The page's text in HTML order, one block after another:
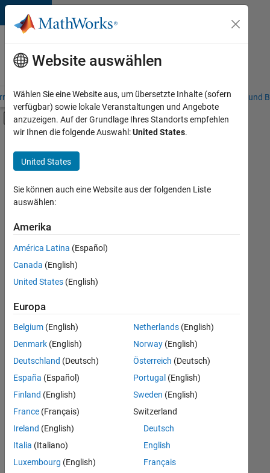
Weiter zum Inhalt
Karriere
bei
MathWorks
– Übersicht Stellensuche Niederlassungen Studierende und
Umschaltung für Off-Canvas-
Hauptinhalt
Education Sales
Inside Sales
Sales Operations
Marketing Communications
Business Model Team
Finance and Operations
Human Resources
+6
Derzeit
es
keine
offenen
Stellen,
Ihren
Suchkriterien
entsprechen.
können
die
Suchkriterien
weiter
fassen
oder
alle
Stellenangebote
anzeigen .
Website auswählen
Wählen Sie eine Website aus, um übersetzte Inhalte (sofern
verfügbar) sowie lokale Veranstaltungen und Angebote
anzuzeigen. Auf der Grundlage Ihres Standorts empfehlen
wir Ihnen die folgende Auswahl:United States.
United States
Sie können auch eine Website aus der folgenden Liste
auswählen:
Amerika
América Latina (Español)
Canada (English)
United States (English)
Europa
Belgium (English)
Denmark (English)
Deutschland (Deutsch)
España (Español)
Finland (English)
France (Français)
Ireland (English)
Italia (Italiano)
Luxembourg (English)
Netherlands(English)
Norway(English)
Österreich (Deutsch)
Portugal (English)
Sweden (English)
Switzerland
Deutsch
English
Français